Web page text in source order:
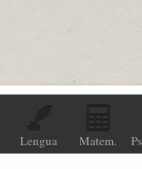
Lengua Matem.